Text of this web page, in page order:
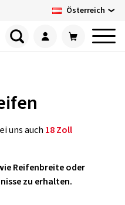
Österreich
uns auch 18 Zoll
Reifenbreite oder
zu erhalten.